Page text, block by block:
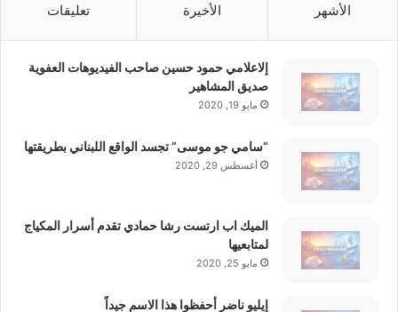
الأشهر الأخيرة تعليقات
إلاعلامي حمود حسين صاحب الفيديوهات العفوية
صديق المشاهير
مايو 19, 2020
“سامي جو موسى” تجسد الواقع اللبناني بطريقتها
أغسطس 29, 2020
الميك اب ارتست رشا حمادي تقدم أسرار المكياج
لمتابعيها
مايو 25, 2020
إيليو ناضر أحفظوا هذا الاسم جيداً